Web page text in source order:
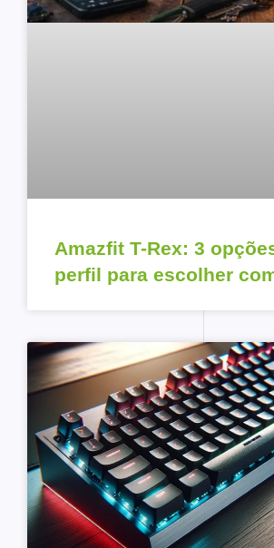
Amazfit T-Rex: 3
perfil para escolher